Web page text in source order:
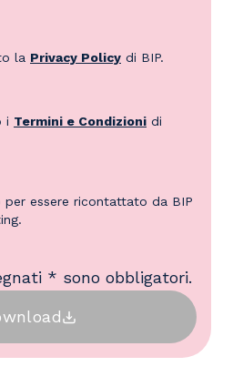
la Privacy Policy di BIP.
i Termini e Condizioni di
per essere ricontattato da BIP
* sono obbligatori.